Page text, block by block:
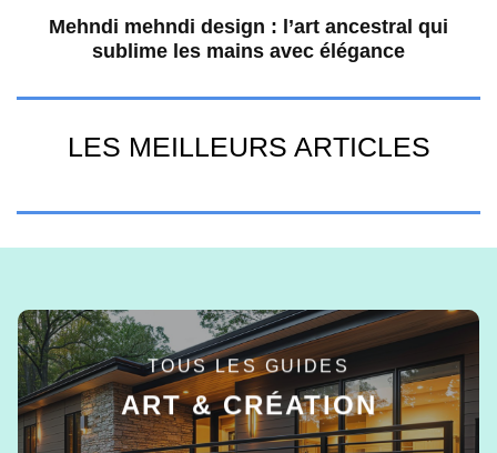
Mehndi mehndi design : l’art ancestral qui
sublime les mains avec élégance
LES MEILLEURS ARTICLES
TOUS LES GUIDES
ART & CRÉATION